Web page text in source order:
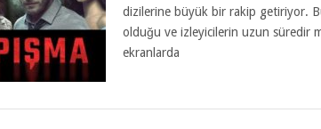
dizilerine büyük bir rakip getiriyor.
olduğu ve izleyicilerin uzun süredir
ekranlarda